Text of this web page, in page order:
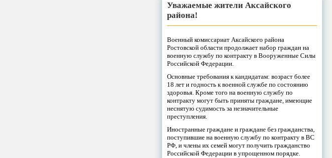
Уважаемые жители Аксайского
района!
Военный комиссариат Аксайского района
Ростовской области продолжает набор граждан на
военную службу по контракту в Вооруженные Силы
Российской Федерации.
Основные требования к кандидатам: возраст более
18 лет и годность к военной службе по состоянию
здоровья. Кроме того на военную службу по
контракту могут быть приняты граждане, имеющие
неснятую судимость за незначительные
преступления.
Иностранные граждане и граждане без гражданства,
поступившие на военную службу по контракту в ВС
РФ, и члены их семей могут получить гражданство
Российской Федерации в упрощенном порядке.